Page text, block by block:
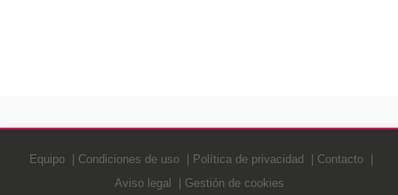
Equipo Condiciones de uso Política de privacidad
Contacto
Aviso legal
Gestión de cookies